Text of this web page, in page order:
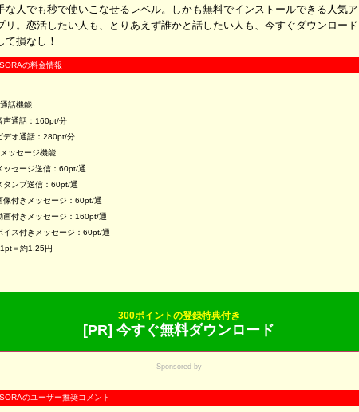
な人でも秒で使いこなせるレベル。しかも無料でインストールできる人気ア
リ。恋活したい人も、とりあえず誰かと話したい人も、今すぐダウンロード
て損なし！
SORAの料金情報
話機能
声通話：160pt/分
デオ通話：280pt/分
ッセージ機能
ッセージ送信：60pt/通
タンプ送信：60pt/通
像付きメッセージ：60pt/通
画付きメッセージ：160pt/通
イス付きメッセージ：60pt/通
＝約1.25円
300ポイントの登録特典付き
[PR] 今すぐ無料ダウンロード
Sponsored by
SORAのユーザー推奨コメント